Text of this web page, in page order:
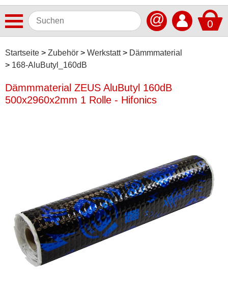
0
@
Startseite Zubehör Werkstatt
Dämmmaterial
168-AluButyl_160dB
Autoradios
Dashcams
Navigationssysteme
Rückfahrsysteme
Soundprozessoren
Dämmmaterial ZEUS AluButyl 160dB
500x2960x2mm 1 Rolle - Hifonics